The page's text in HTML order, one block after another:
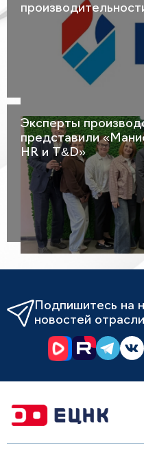
Эксперты
представили
HR и T&D»
Подпишитесь на
новостей